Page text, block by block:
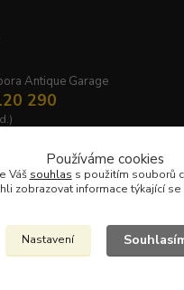
Používáme cookies
Váš souhlas s použitím souborů
zobrazovat informace týkající se
Nastavení
Antique Garage
290